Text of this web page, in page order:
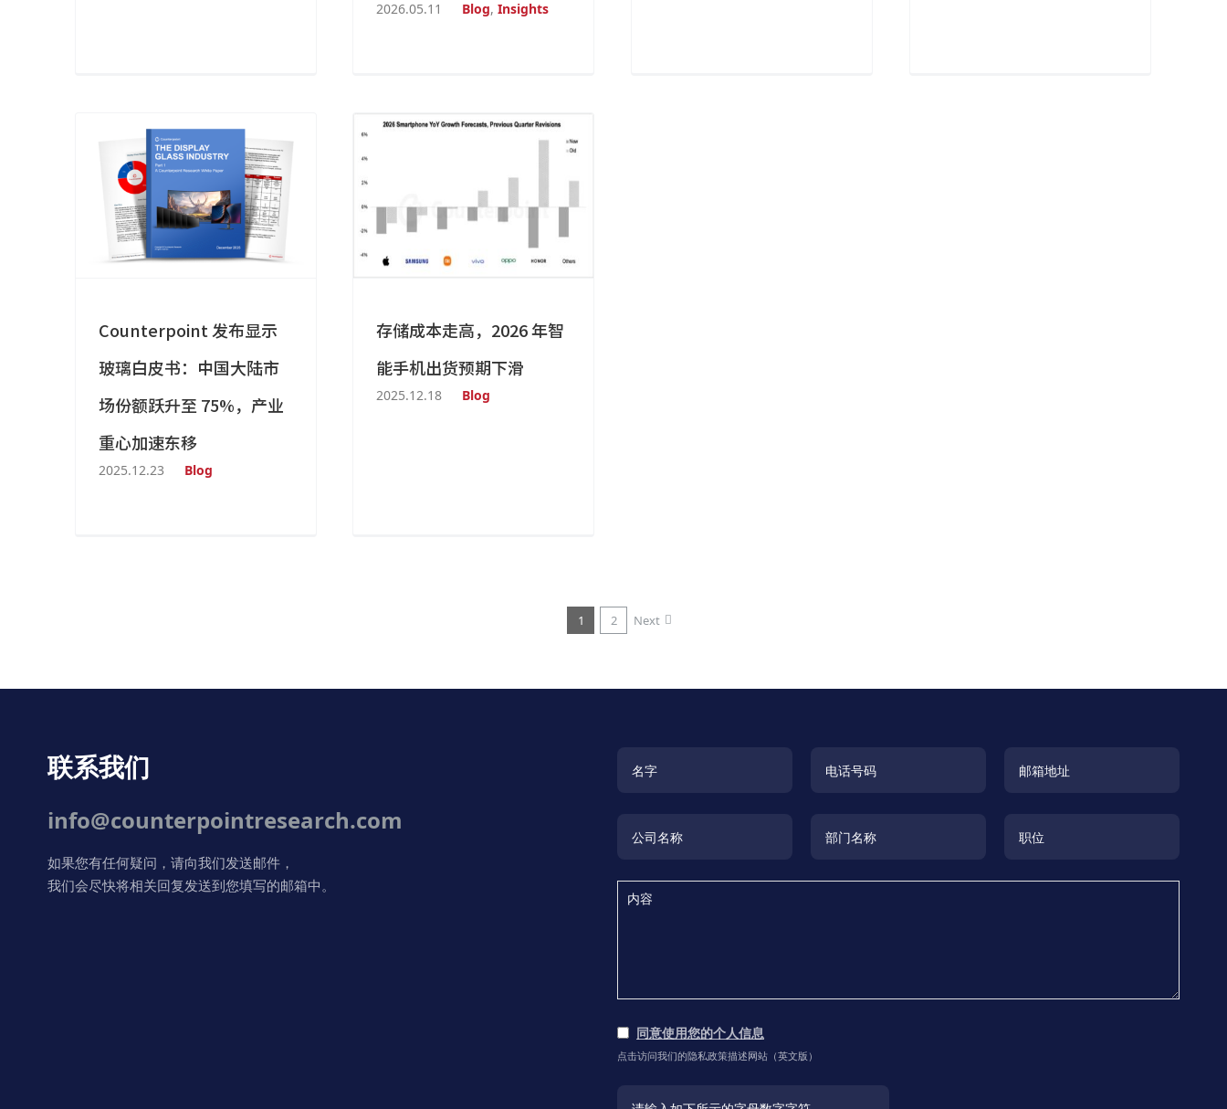
2026.05.11 Blog, Insights
Counterpoint 发布显示
玻璃白皮书：中国大陆市
场份额跃升至 75%，产业
重心加速东移
2025.12.23 Blog
存储成本走高，2026 年智
能手机出货预期下滑
2025.12.18 Blog
1 2 Next
联系我们
info@counterpointresearch.com
如果您有任何疑问，请向我们发送邮件，
我们会尽快将相关回复发送到您填写的邮箱中。
同意使用您的个人信息
点击访问我们的隐私政策描述网站（英文版）